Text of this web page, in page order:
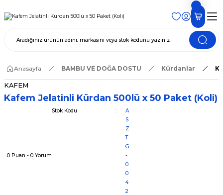
Anasayfa BAMBU VE DOĞA DOSTU Kürdanlar
KAFEM
Kafem Jelatinli Kürdan 500lü x 50 Paket (Koli)
0 Puan - 0 Yorum
Stok Kodu
A
S
Z
T
G
-
0
0
4
2